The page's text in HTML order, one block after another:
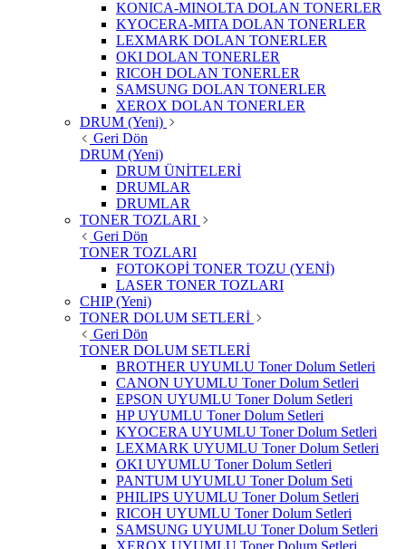
KONICA-MINOLTA DOLAN TONERLER
KYOCERA-MITA DOLAN TONERLER
LEXMARK DOLAN TONERLER
OKI DOLAN TONERLER
RICOH DOLAN TONERLER
SAMSUNG DOLAN TONERLER
XEROX DOLAN TONERLER
DRUM (Yeni)
Geri Dön
DRUM (Yeni)
DRUM ÜNİTELERİ
DRUMLAR
DRUMLAR
TONER TOZLARI
Geri Dön
TONER TOZLARI
FOTOKOPİ TONER TOZU (YENİ)
LASER TONER TOZLARI
CHIP (Yeni)
TONER DOLUM SETLERİ
Geri Dön
TONER DOLUM SETLERİ
BROTHER UYUMLU Toner Dolum Setleri
CANON UYUMLU Toner Dolum Setleri
EPSON UYUMLU Toner Dolum Setleri
HP UYUMLU Toner Dolum Setleri
KYOCERA UYUMLU Toner Dolum Setleri
LEXMARK UYUMLU Toner Dolum Setleri
OKI UYUMLU Toner Dolum Setleri
PANTUM UYUMLU Toner Dolum Seti
PHILIPS UYUMLU Toner Dolum Setleri
RICOH UYUMLU Toner Dolum Setleri
SAMSUNG UYUMLU Toner Dolum Setleri